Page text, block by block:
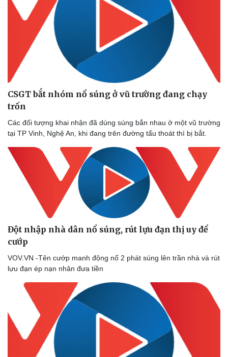
CSGT bắt nhóm nổ súng ở vũ trường đang chạy
trốn
Các đối tượng khai nhận đã dùng súng bắn nhau ở một vũ trường
tại TP Vinh, Nghệ An, khi đang trên đường tẩu thoát thì bị bắt.
Đột nhập nhà dân nổ súng, rút lựu đạn thị uy để
cướp
VOV.VN -Tên cướp manh động nổ 2 phát súng lên trần nhà và rút
lựu đạn ép nạn nhân đưa tiền